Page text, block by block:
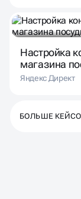
Настройка
магазина
Яндекс Директ
БОЛЬШЕ